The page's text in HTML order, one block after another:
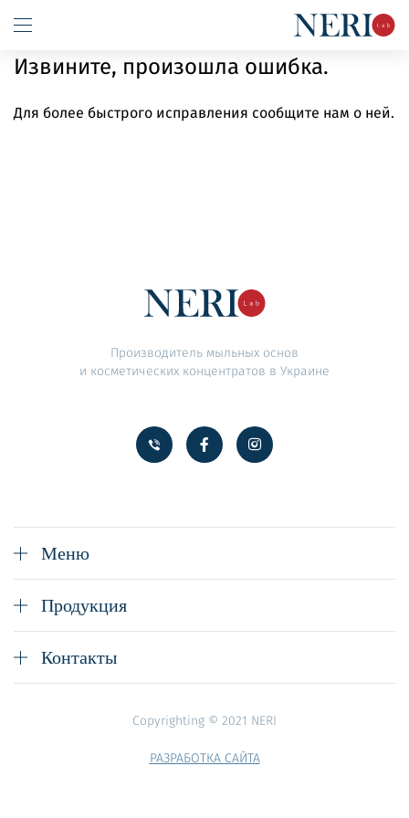
Извините, произошла ошибка.
Для более быстрого исправления сообщите нам о ней.
Производитель мыльных основ
и косметических концентратов в Украине
Меню
Продукция
Контакты
Copyrighting © 2021 NERI
РАЗРАБОТКА САЙТА